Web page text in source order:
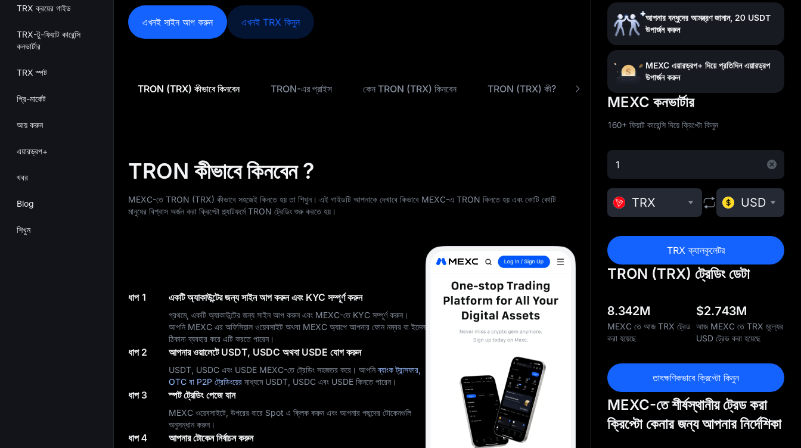
TRX ক্রয়ের গাইড
TRX-টু-ফিয়াট কারেন্সি
কনভার্টার
TRX স্পট
প্রি-মার্কেট
আয় করুন
এয়ারড্রপ+
খবর
Blog
শিখুন
এখনই সাইন আপ করুন এখনই TRX কিনুন
TRON (TRX) কীভাবে কিনবেন TRON-এর প্রাইস কেন TRON (TRX) কিনবেন TRON (TRX) কী? কম ফিতে TRX কিনুন
TRON কীভাবে কিনবেন ?
MEXC-তে TRON (TRX) কীভাবে সহজেই কিনতে হয় তা শিখুন। এই গাইডটি আপনাকে দেখাবে কিভাবে MEXC-এ TRON কিনতে হয় এবং কোটি কোটি
মানুষের বিশ্বাস অর্জন করা ক্রিপ্টো প্ল্যাটফর্মে TRON ট্রেডিং শুরু করতে হয়।
ধাপ 1 একটি অ্যাকাউন্টের জন্য সাইন আপ করুন এবং KYC সম্পূর্ণ করুন
প্রথমে, একটি অ্যাকাউন্টের জন্য সাইন আপ করুন এবং MEXC-তে KYC সম্পূর্ণ করুন।
আপনি MEXC এর অফিসিয়াল ওয়েবসাইট অথবা MEXC অ্যাপে আপনার ফোন নম্বর বা ইমেল
ঠিকানা ব্যবহার করে এটি করতে পারেন।
ধাপ 2 আপনার ওয়ালেটে USDT, USDC অথবা USDE যোগ করুন
USDT, USDC এবং USDE MEXC-তে ট্রেডিং সহজতর করে। আপনিব্যাংক ট্রান্সফার,
OTC বা P2P ট্রেডিংয়ের মাধ্যমে USDT, USDC এবং USDE কিনতে পারেন।
ধাপ 3 স্পট ট্রেডিং পেজে যান
MEXC ওয়েবসাইটে, উপরের বারে Spot এ ক্লিক করুন এবং আপনার পছন্দের টোকেনগুলি
অনুসন্ধান করুন।
ধাপ 4 আপনার টোকেন নির্বাচন করুন
আপনার বন্ধুদের আমন্ত্রণ জানান, 20 USDT
উপার্জন করুন
MEXC এয়ারড্রপ+ দিয়ে প্রতিদিন এয়ারড্রপ
উপার্জন করুন
MEXC কনভার্টার
160+ ফিয়াট কারেন্সি দিয়ে ক্রিপ্টো কিনুন
TRX USD
TRX ক্যালকুলেটর
TRON (TRX) ট্রেডিং ডেটা
8.342M
MEXC তে আজ TRX ট্রেড
করা হয়েছে
$2.743M
আজ MEXC তে TRX মূল্যের
USD ট্রেড করা হয়েছে
তাৎক্ষণিকভাবে ক্রিপ্টো কিনুন
MEXC-তে শীর্ষস্থানীয় ট্রেড করা
ক্রিপ্টো কেনার জন্য আপনার নির্দেশিকা